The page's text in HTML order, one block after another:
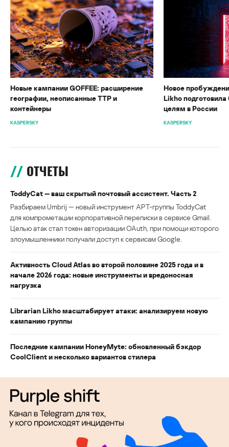
Новые кампании GOFFEE: расширение
географии, неописанные TTP и
контейнеры
KASPERSKY
Новое
Likho
целям в России
KASPERSKY
ОТЧЕТЫ
ToddyCat — ваш скрытый почтовый ассистент. Часть 2
Разбираем Umbrij — новый инструмент APT-группы ToddyCat
для компрометации корпоративной переписки в сервисе Gmail.
Целью атак стал токен авторизации OAuth, при помощи которого
злоумышленники получали доступ к сервисам Google.
Активность Cloud Atlas во второй половине 2025 года и в
начале 2026 года: новые инструменты и вредоносная
нагрузка
Librarian Likho масштабирует атаки: анализируем новую
кампанию группы
Последние кампании HoneyMyte: обновленный бэкдор
CoolClient и несколько вариантов стилера